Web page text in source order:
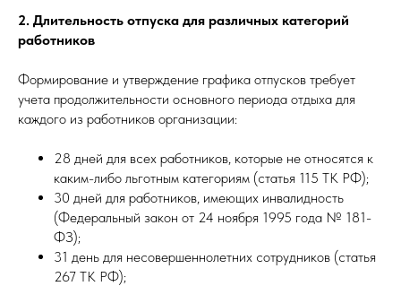
2. Длительность отпуска для различных категорий
работников
Формирование и утверждение графика отпусков требует
учета продолжительности основного периода отдыха для
каждого из работников организации:
28 дней для всех работников, которые не относятся к
каким-либо льготным категориям (статья 115 ТК РФ);
30 дней для работников, имеющих инвалидность
(Федеральный закон от 24 ноября 1995 года № 181-
ФЗ);
31 день для несовершеннолетних сотрудников (статья
267 ТК РФ);